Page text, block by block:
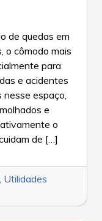
de quedas em
o cômodo mais
para
e acidentes
espaço,
e
o
de […]
Utilidades